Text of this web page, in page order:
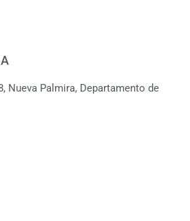
Nueva Palmira, Departamento de